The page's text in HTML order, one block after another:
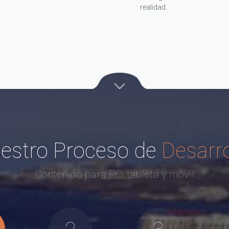
realidad.
Proceso de
Contenido para PC, tableta y móvil